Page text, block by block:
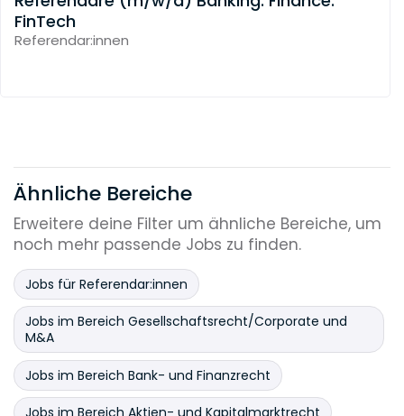
FinTech
Referendar:innen
Ähnliche Bereiche
Erweitere deine Filter um ähnliche Bereiche, um
noch mehr passende Jobs zu finden.
Jobs für Referendar:innen
Jobs im Bereich Gesellschaftsrecht/Corporate und
M&A
Jobs im Bereich Bank- und Finanzrecht